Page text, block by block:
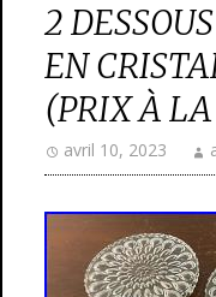
2
EN
(PRIX À
avril 10, 2023